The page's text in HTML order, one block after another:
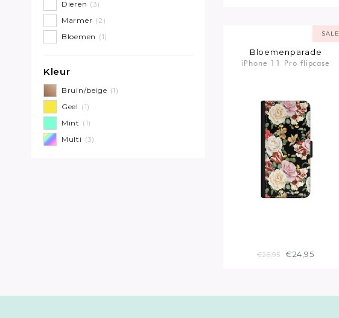
Dieren (3)
Marmer (2)
Bloemen (1)
Kleur
Bruin/beige (1)
Geel (1)
Mint (1)
Multi (3)
SALE
Bloemenparade
iPhone 11 Pro flipcase
€26,95 €24,95